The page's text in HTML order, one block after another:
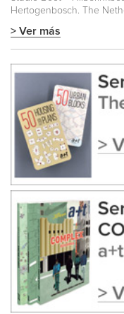
Hertogenbosch. The
> Ver más